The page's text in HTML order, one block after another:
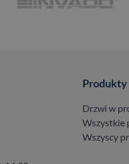
Produkty
Drzwi w
Wszystkie
Wszyscy